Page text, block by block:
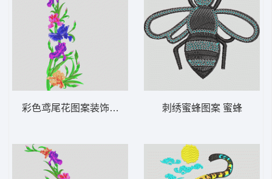
彩色鸢尾花图案装饰 靓花 刺绣蜜蜂图案 蜜蜂